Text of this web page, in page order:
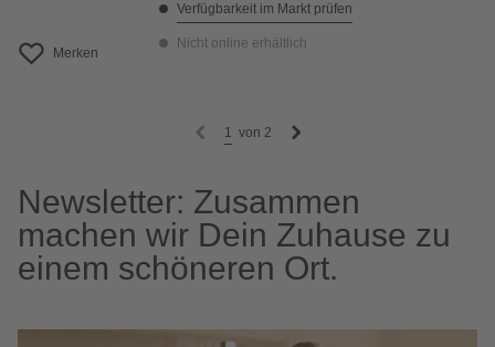
Merken
Verfügbarkeit im Markt prüfen
Nicht online erhältlich
1 von 2
Newsletter: Zusammen
machen wir Dein Zuhause zu
einem schöneren Ort.